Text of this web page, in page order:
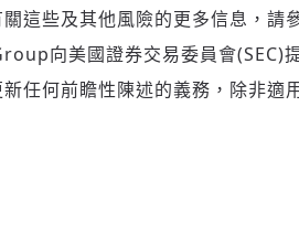
這些及其他風險的更多信息，請
向美國證券交易委員會(SEC)
任何前瞻性陳述的義務，除非適